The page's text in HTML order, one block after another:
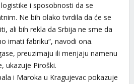
i sposobnosti da se
Ne bih olako tvrdila da će se
ali bih rekla da Srbija ne sme da
imati fabriku“, navodi ona.
preuzimaju ili menjaju namenu
ukazuje Piroški.
i Maroka u Kragujevac pokazuje